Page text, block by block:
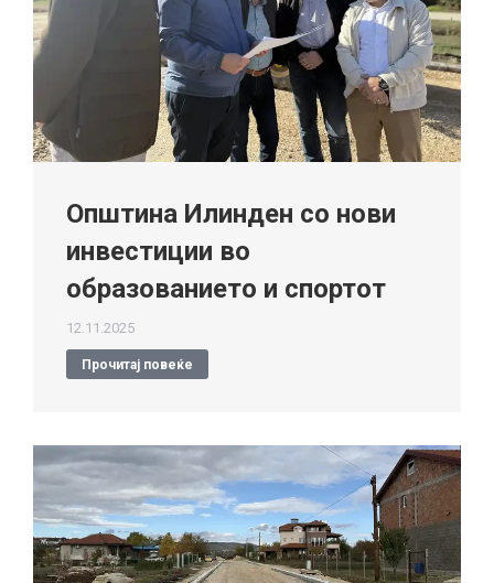
Општина Илинден со нови
инвестиции во
образованието и спортот
12.11.2025
Прочитај повеќе